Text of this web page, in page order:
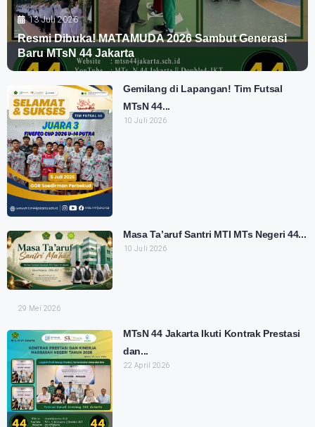
13 Juli 2026
Resmi Dibuka! MATAMUDA 2026 Sambut Generasi
Baru MTsN 44 Jakarta
Gemilang di Lapangan! Tim Futsal
MTsN 44...
10 Juli 2026
Masa Ta’aruf Santri MTI MTs Negeri 44...
10 Juli 2026
29 Mei 2026
MTsN 44 Jakarta Ikuti Kontrak Prestasi
dan...
22 April 2026